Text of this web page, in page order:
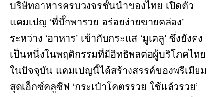
บริษัทอาหารครบวงจรชั้นนำของไทย เปิดตัว
แคมเปญ ‘พี่บึ๊กพารวย อร่อยง่ายขายคล่อง’
ระหว่าง ‘อาหาร’ เข้ากับกระแส ‘มูเตลู’ ซึ่งยังคง
เป็นหนึ่งในพฤติกรรมที่มีอิทธิพลต่อผู้บริโภคไทย
ในปัจจุบัน แคมเปญนี้ได้สร้างสรรค์ของพรีเมียม
สุดเอ็กซ์คลูซีฟ ‘กระเป๋าโคตรรวย ใช้แล้วรวย’